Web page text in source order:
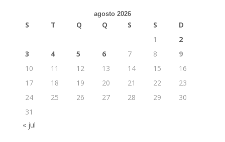
agosto 2026
S T Q Q S S
D
1
2
3
4 5 6 7 8
9
10
11 12 13 14 15
16
17
18 19 20 21 22
23
24
25 26 27 28 29
30
31
« jul